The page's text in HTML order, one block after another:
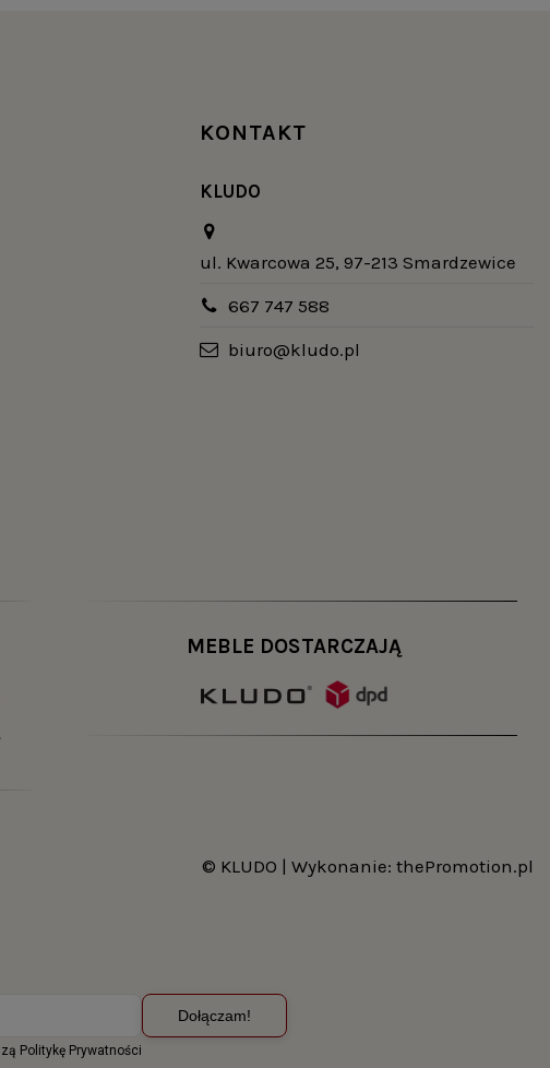
KONTAKT
KLUDO
ul. Kwarcowa 25, 97-213 Smardzewice
667 747 588
biuro@kludo.pl
MEBLE DOSTARCZAJĄ
© KLUDO | Wykonanie: thePromotion.pl